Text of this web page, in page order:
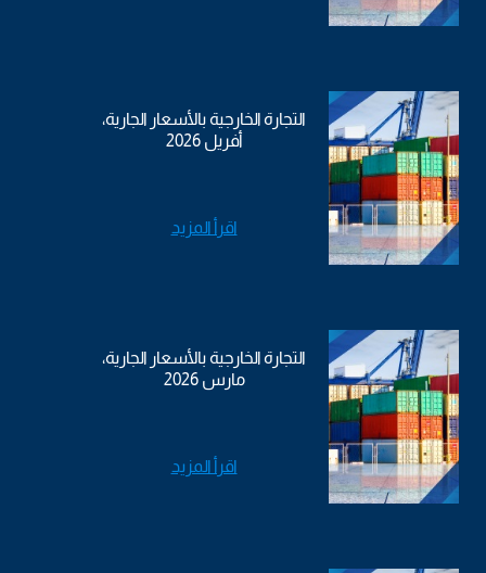
التجارة الخارجية بالأسعار الجارية،
أفريل 2026
اقرأ المزيد
التجارة الخارجية بالأسعار الجارية،
مارس 2026
اقرأ المزيد